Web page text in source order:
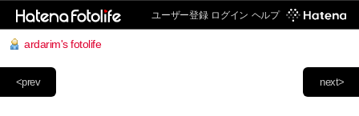
ユーザー登録 ログイン ヘルプ
ardarim's fotolife
next>
<prev